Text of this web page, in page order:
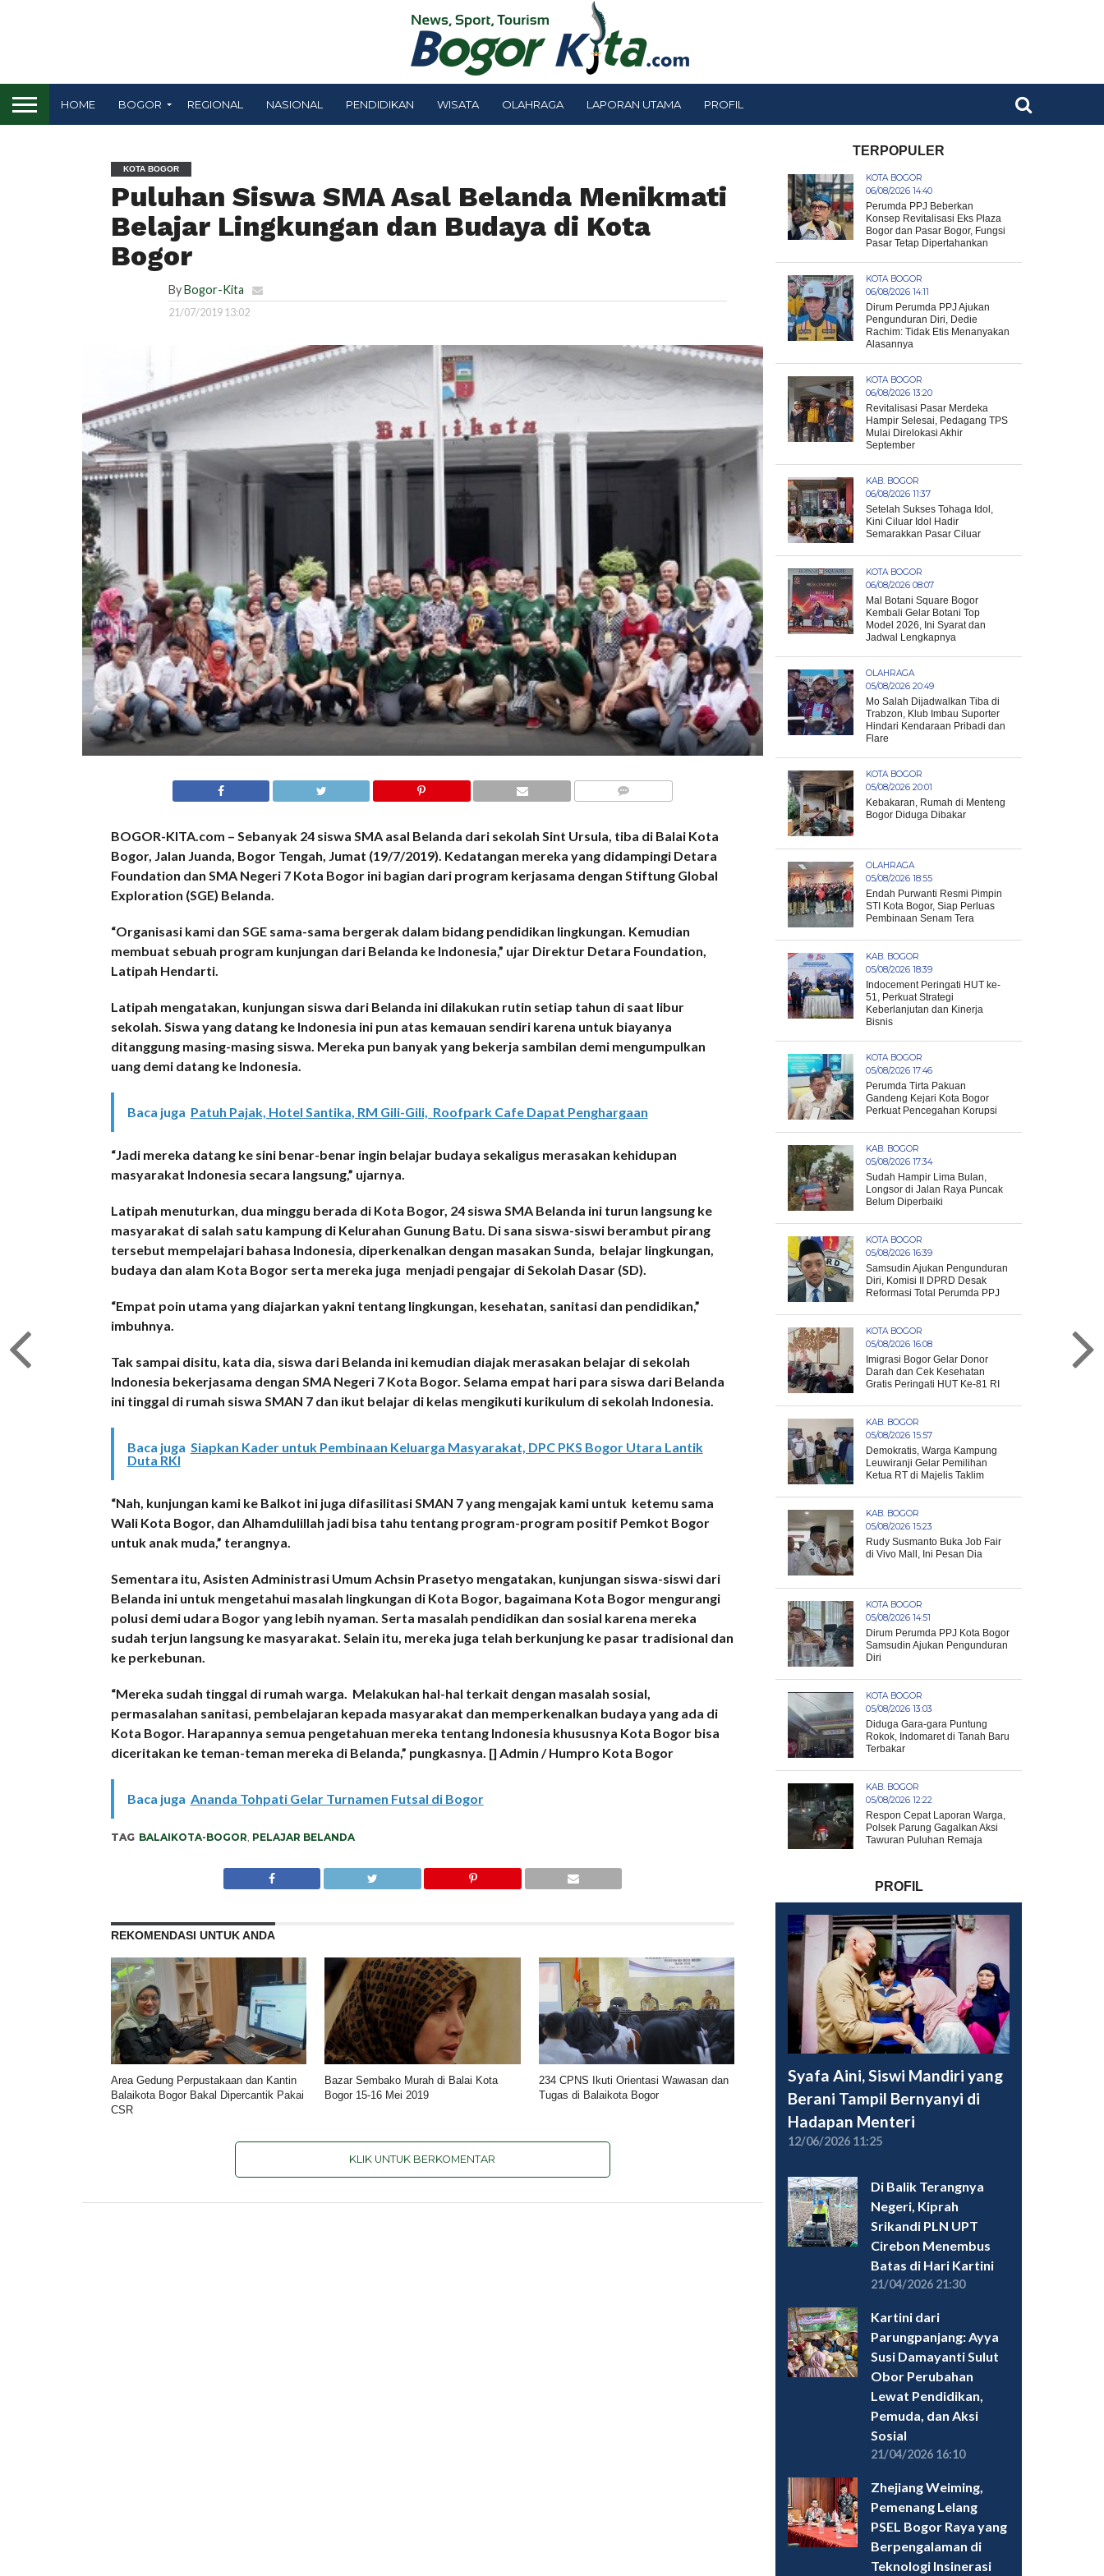
HOME BOGOR REGIONAL NASIONAL PENDIDIKAN WISATA OLAHRAGA LAPORAN UTAMA PROFIL
KOTA BOGOR
Puluhan Siswa SMA Asal Belanda Menikmati
Belajar Lingkungan dan Budaya di Kota
Bogor
ByBogor-Kita
21/07/2019 13:02
BOGOR-KITA.com – Sebanyak 24 siswa SMA asal Belanda dari sekolah Sint Ursula, tiba di Balai Kota
Bogor, Jalan Juanda, Bogor Tengah, Jumat (19/7/2019). Kedatangan mereka yang didampingi Detara
Foundation dan SMA Negeri 7 Kota Bogor ini bagian dari program kerjasama dengan Stiftung Global
Exploration (SGE) Belanda.
“Organisasi kami dan SGE sama-sama bergerak dalam bidang pendidikan lingkungan. Kemudian
membuat sebuah program kunjungan dari Belanda ke Indonesia,” ujar Direktur Detara Foundation,
Latipah Hendarti.
Latipah mengatakan, kunjungan siswa dari Belanda ini dilakukan rutin setiap tahun di saat libur
sekolah. Siswa yang datang ke Indonesia ini pun atas kemauan sendiri karena untuk biayanya
ditanggung masing-masing siswa. Mereka pun banyak yang bekerja sambilan demi mengumpulkan
uang demi datang ke Indonesia.
Baca juga Patuh Pajak, Hotel Santika, RM Gili-Gili, Roofpark Cafe Dapat Penghargaan
“Jadi mereka datang ke sini benar-benar ingin belajar budaya sekaligus merasakan kehidupan
masyarakat Indonesia secara langsung,” ujarnya.
Latipah menuturkan, dua minggu berada di Kota Bogor, 24 siswa SMA Belanda ini turun langsung ke
masyarakat di salah satu kampung di Kelurahan Gunung Batu. Di sana siswa-siswi berambut pirang
tersebut mempelajari bahasa Indonesia, diperkenalkan dengan masakan Sunda, belajar lingkungan,
budaya dan alam Kota Bogor serta mereka juga menjadi pengajar di Sekolah Dasar (SD).
“Empat poin utama yang diajarkan yakni tentang lingkungan, kesehatan, sanitasi dan pendidikan,”
imbuhnya.
Tak sampai disitu, kata dia, siswa dari Belanda ini kemudian diajak merasakan belajar di sekolah
Indonesia bekerjasama dengan SMA Negeri 7 Kota Bogor. Selama empat hari para siswa dari Belanda
ini tinggal di rumah siswa SMAN 7 dan ikut belajar di kelas mengikuti kurikulum di sekolah Indonesia.
Baca juga Siapkan Kader untuk Pembinaan Keluarga Masyarakat, DPC PKS Bogor Utara Lantik
Duta RKI
“Nah, kunjungan kami ke Balkot ini juga difasilitasi SMAN 7 yang mengajak kami untuk ketemu sama
Wali Kota Bogor, dan Alhamdulillah jadi bisa tahu tentang program-program positif Pemkot Bogor
untuk anak muda,” terangnya.
Sementara itu, Asisten Administrasi Umum Achsin Prasetyo mengatakan, kunjungan siswa-siswi dari
Belanda ini untuk mengetahui masalah lingkungan di Kota Bogor, bagaimana Kota Bogor mengurangi
polusi demi udara Bogor yang lebih nyaman. Serta masalah pendidikan dan sosial karena mereka
sudah terjun langsung ke masyarakat. Selain itu, mereka juga telah berkunjung ke pasar tradisional dan
ke perkebunan.
“Mereka sudah tinggal di rumah warga. Melakukan hal-hal terkait dengan masalah sosial,
permasalahan sanitasi, pembelajaran kepada masyarakat dan memperkenalkan budaya yang ada di
Kota Bogor. Harapannya semua pengetahuan mereka tentang Indonesia khususnya Kota Bogor bisa
diceritakan ke teman-teman mereka di Belanda,” pungkasnya. [] Admin / Humpro Kota Bogor
Baca juga Ananda Tohpati Gelar Turnamen Futsal di Bogor
TAG BALAIKOTA-BOGOR, PELAJAR BELANDA
REKOMENDASI UNTUK ANDA
Area Gedung Perpustakaan dan Kantin
Balaikota Bogor Bakal Dipercantik Pakai
CSR
Bazar Sembako Murah di Balai Kota
Bogor 15-16 Mei 2019
234 CPNS Ikuti Orientasi Wawasan dan
Tugas di Balaikota Bogor
KLIK UNTUK BERKOMENTAR
TERPOPULER
KOTA BOGOR
06/08/2026 14:40
Perumda PPJ Beberkan
Konsep Revitalisasi Eks Plaza
Bogor dan Pasar Bogor, Fungsi
Pasar Tetap Dipertahankan
KOTA BOGOR
06/08/2026 14:11
Dirum Perumda PPJ Ajukan
Pengunduran Diri, Dedie
Rachim: Tidak Etis Menanyakan
Alasannya
KOTA BOGOR
06/08/2026 13:20
Revitalisasi Pasar Merdeka
Hampir Selesai, Pedagang TPS
Mulai Direlokasi Akhir
September
KAB. BOGOR
06/08/2026 11:37
Setelah Sukses Tohaga Idol,
Kini Ciluar Idol Hadir
Semarakkan Pasar Ciluar
KOTA BOGOR
06/08/2026 08:07
Mal Botani Square Bogor
Kembali Gelar Botani Top
Model 2026, Ini Syarat dan
Jadwal Lengkapnya
OLAHRAGA
05/08/2026 20:49
Mo Salah Dijadwalkan Tiba di
Trabzon, Klub Imbau Suporter
Hindari Kendaraan Pribadi dan
Flare
KOTA BOGOR
05/08/2026 20:01
Kebakaran, Rumah di Menteng
Bogor Diduga Dibakar
OLAHRAGA
05/08/2026 18:55
Endah Purwanti Resmi Pimpin
STI Kota Bogor, Siap Perluas
Pembinaan Senam Tera
KAB. BOGOR
05/08/2026 18:39
Indocement Peringati HUT ke-
51, Perkuat Strategi
Keberlanjutan dan Kinerja
Bisnis
KOTA BOGOR
05/08/2026 17:46
Perumda Tirta Pakuan
Gandeng Kejari Kota Bogor
Perkuat Pencegahan Korupsi
KAB. BOGOR
05/08/2026 17:34
Sudah Hampir Lima Bulan,
Longsor di Jalan Raya Puncak
Belum Diperbaiki
KOTA BOGOR
05/08/2026 16:39
Samsudin Ajukan Pengunduran
Diri, Komisi II DPRD Desak
Reformasi Total Perumda PPJ
KOTA BOGOR
05/08/2026 16:08
Imigrasi Bogor Gelar Donor
Darah dan Cek Kesehatan
Gratis Peringati HUT Ke-81 RI
KAB. BOGOR
05/08/2026 15:57
Demokratis, Warga Kampung
Leuwiranji Gelar Pemilihan
Ketua RT di Majelis Taklim
KAB. BOGOR
05/08/2026 15:23
Rudy Susmanto Buka Job Fair
di Vivo Mall, Ini Pesan Dia
KOTA BOGOR
05/08/2026 14:51
Dirum Perumda PPJ Kota Bogor
Samsudin Ajukan Pengunduran
Diri
KOTA BOGOR
05/08/2026 13:03
Diduga Gara-gara Puntung
Rokok, Indomaret di Tanah Baru
Terbakar
KAB. BOGOR
05/08/2026 12:22
Respon Cepat Laporan Warga,
Polsek Parung Gagalkan Aksi
Tawuran Puluhan Remaja
PROFIL
Syafa Aini, Siswi Mandiri yang
Berani Tampil Bernyanyi di
Hadapan Menteri
12/06/2026 11:25
Di Balik Terangnya
Negeri, Kiprah
Srikandi PLN UPT
Cirebon Menembus
Batas di Hari Kartini
21/04/2026 21:30
Kartini dari
Parungpanjang: Ayya
Susi Damayanti Sulut
Obor Perubahan
Lewat Pendidikan,
Pemuda, dan Aksi
Sosial
21/04/2026 16:10
Zhejiang Weiming,
Pemenang Lelang
PSEL Bogor Raya yang
Berpengalaman di
Teknologi Insinerasi